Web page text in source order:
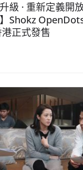
級 · 重新定義開
】Shokz
正式發售